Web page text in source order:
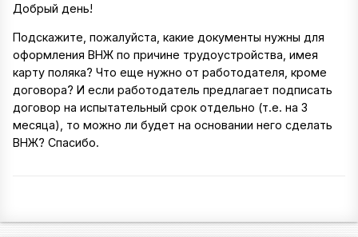
Добрый день!
Подскажите, пожалуйста, какие документы нужны для
оформления ВНЖ по причине трудоустройства, имея
карту поляка? Что еще нужно от работодателя, кроме
договора? И если работодатель предлагает подписать
договор на испытательный срок отдельно (т.е. на 3
месяца), то можно ли будет на основании него сделать
ВНЖ? Спасибо.